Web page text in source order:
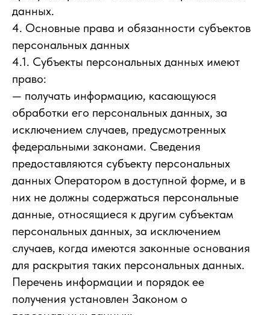
данных.
4. Основные права и обязанности субъектов
персональных данных
4.1. Субъекты персональных данных имеют
право:
— получать информацию, касающуюся
обработки его персональных данных, за
исключением случаев, предусмотренных
федеральными законами. Сведения
предоставляются субъекту персональных
данных Оператором в доступной форме, и в
них не должны содержаться персональные
данные, относящиеся к другим субъектам
персональных данных, за исключением
случаев, когда имеются законные основания
для раскрытия таких персональных данных.
Перечень информации и порядок ее
получения установлен Законом о